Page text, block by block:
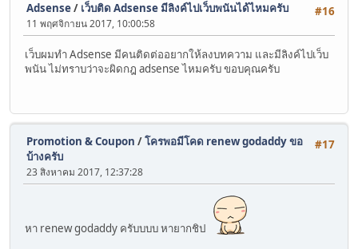
#16
Adsense/ เว็บติด Adsense มีลิงค์ไปเว็บพนันได้ไหมครับ
11 พฤศจิกายน 2017, 10:00:58
เว็บผมทำ Adsense มีคนติดต่ออยากให้ลงบทความ และมีลิงค์ไปเว็บ
พนัน ไม่ทราบว่าจะผิดกฎ adsense ไหมครับ ขอบคุณครับ
#17
Promotion & Coupon /โครพอมีโคด renew godaddy ขอ
บ้างครับ
23 สิงหาคม 2017, 12:37:28
หา renew godaddy ครับบบบ หายากชิป